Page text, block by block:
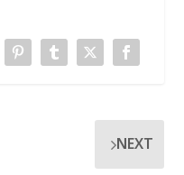
NEXT